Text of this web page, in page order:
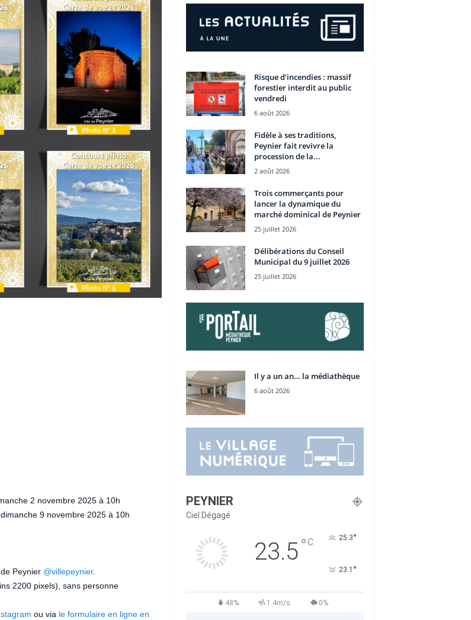
2 novembre 2025 à 10h
9 novembre 2025 à 10h
Peynier @villepeynier.
2200 pixels), sans personne
ou via le formulaire en ligne en
Risque d’incendies : massif
forestier interdit au public
vendredi
6 août 2026
Fidèle à ses traditions,
Peynier fait revivre la
procession de la...
2 août 2026
Trois commerçants pour
lancer la dynamique du
marché dominical de Peynier
25 juillet 2026
Délibérations du Conseil
Municipal du 9 juillet 2026
25 juillet 2026
Il y a un an… la médiathèque
6 août 2026
PEYNIER
Ciel Dégagé
23.5°C 25.3°
23.1 °
48% 1.4m/s 0%